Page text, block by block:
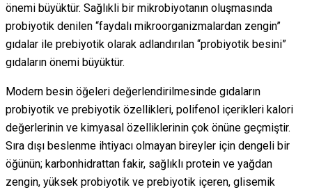
önemi büyüktür. Sağlıkli bir mikrobiyotanın oluşmasında
probiyotik denilen “faydalı mikroorganizmalardan zengin”
gıdalar ile prebiyotik olarak adlandırılan “probiyotik besini”
gıdaların önemi büyüktür.
Modern besin öğeleri değerlendirilmesinde gıdaların
probiyotik ve prebiyotik özellikleri, polifenol içerikleri kalori
değerlerinin ve kimyasal özelliklerinin çok önüne geçmiştir.
Sıra dışı beslenme ihtiyacı olmayan bireyler için dengeli bir
öğünün; karbonhidrattan fakir, sağlıklı protein ve yağdan
zengin, yüksek probiyotik ve prebiyotik içeren, glisemik